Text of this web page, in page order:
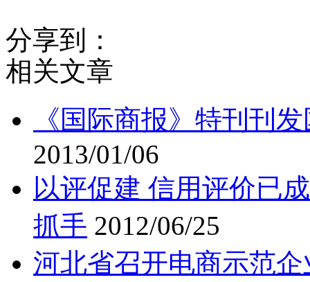
分享到：
相关文章
《国际商报》特刊刊
2013/01/06
以评促建 信用评价已
抓手 2012/06/25
河北省召开电商示范